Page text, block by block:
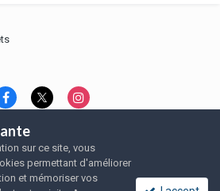
Politique de confidentialité
Nous contacter
des amoureux du rat domestique
by Invision Community
sur ce site, vous
permettant d'améliorer
et mémoriser vos